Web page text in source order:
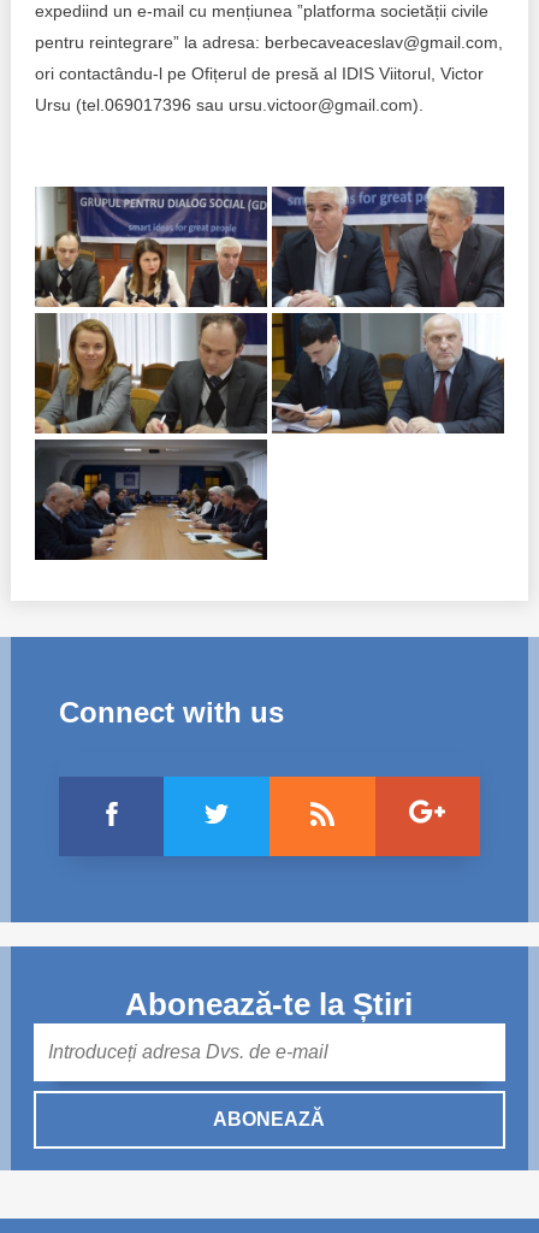
expediind un e-mail cu mențiunea ”platforma societății civile
pentru reintegrare” la adresa: berbecaveaceslav@gmail.com,
ori contactându-l pe Ofițerul de presă al IDIS Viitorul, Victor
Ursu (tel.069017396 sau ursu.victoor@gmail.com).
Connect with us
Abonează-te la Știri
ABONEAZĂ